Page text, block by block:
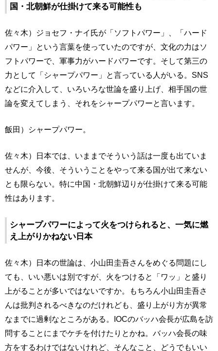
国・北朝鮮が仕掛けて来る可能性も
佐々木）ジョセフ・ナイ氏が「ソフトパワー」、「ハード
パワー」という言葉を使っていたのですが、文化の力はソ
フトパワーで、軍事力がハードパワーです。そして第三の
力として「シャープパワー」と言っている人がいる。SNS
などに介入して、いろいろな世論を盛り上げ、相手国の世
論を変えてしまう、それをシャープパワーと言います。
飯田）シャープパワー。
佐々木）日本では、いままでそういう話は一度も出ていま
せんが、今後、そういうことをやって来る国が出て来ない
とも限らない。特に中国・北朝鮮辺りが仕掛けて来る可能
性はあります。
シャープパワーによって火をつけられると、一気に燃
え上がりかねない日本
佐々木）日本の世論は、小山田圭吾さんをめぐる問題にし
ても、いい悪いは別ですが、火をつけると「ワッ」と盛り
上がることが多いではないですか。もちろん小山田圭吾さ
んは批判されるべきなのだけれども、盛り上がり方が異常
なまでに過剰なところがある。IOCのバッハ会長が広島を訪
問することにまでケチを付けたりとかね。バッハ会長の味
方をするわけではないけれど、そんなこと、どうでもいい